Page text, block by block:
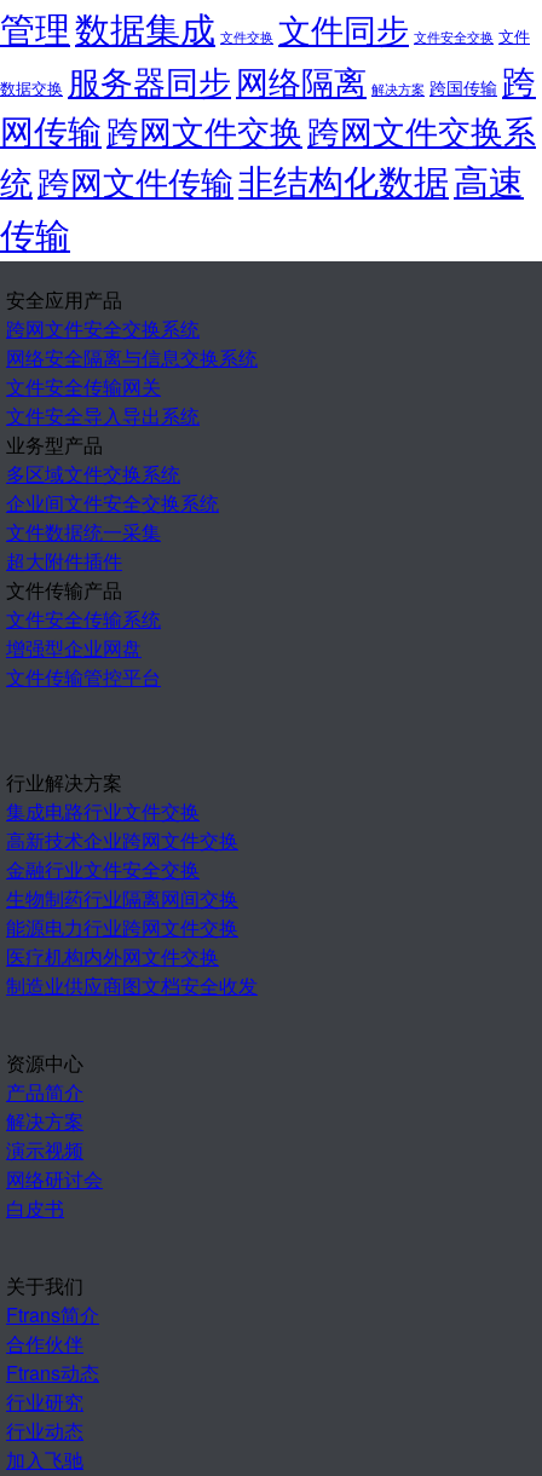
管理数据集成 文件交换 文件同步 文件安全交换 文件
数据交换 服务器同步网络隔离 解决方案 跨国传输 跨
网传输跨网文件交换跨网文件交换系
统跨网文件传输非结构化数据高速
传输
安全应用产品
跨网文件安全交换系统
网络安全隔离与信息交换系统
文件安全传输网关
文件安全导入导出系统
业务型产品
多区域文件交换系统
企业间文件安全交换系统
文件数据统一采集
超大附件插件
文件传输产品
文件安全传输系统
增强型企业网盘
文件传输管控平台
行业解决方案
集成电路行业文件交换
高新技术企业跨网文件交换
金融行业文件安全交换
生物制药行业隔离网间交换
能源电力行业跨网文件交换
医疗机构内外网文件交换
制造业供应商图文档安全收发
资源中心
产品简介
解决方案
演示视频
网络研讨会
白皮书
关于我们
Ftrans简介
合作伙伴
Ftrans动态
行业研究
行业动态
加入飞驰